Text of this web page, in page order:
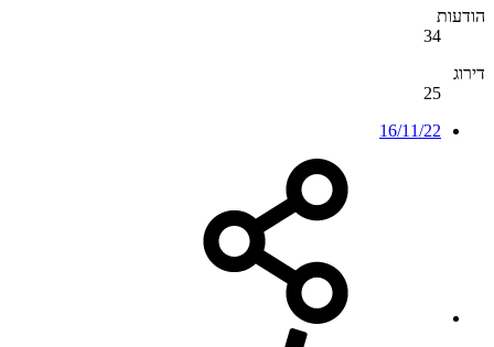
הודעות
34
דירוג
25
16/11/22